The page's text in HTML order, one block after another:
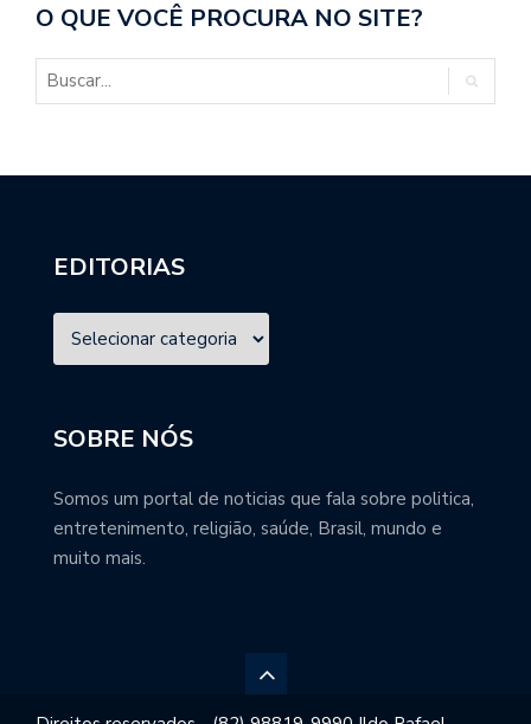
O QUE VOCÊ PROCURA NO SITE?
EDITORIAS
SOBRE NÓS
Somos um portal de noticias que fala sobre politica,
entretenimento, religião, saúde, Brasil, mundo e
muito mais.